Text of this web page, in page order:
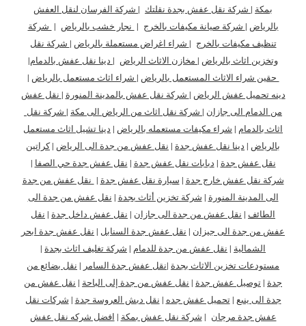
بمكة | شركة نقل عفش بجدة نقلتك | شركة الفرسان لنقل العفش
بالرياض | شركة صيانة مكيفات بالخرج | نجار خشب بالرياض | شركة
تنظيف مكيفات بالخرج | شراء اغراض مستعملة بالرياض | شركة نقل
وتخزين اثاث بالرياض | مخازن الاثاث الرياض | دينا نقل عفش بالدمام|
حقين شراء الاثاث المستعمل بالرياض | شراء اثاث مستعمل بالرياض |
دينه تحميل عفش الرياض | شركة نقل عفش بالمدينة المنورة | نقل عفش
من الدمام الى جازان | شركة نقل اثاث من الرياض الى مكة | شركة نقل
اثاث بالدمام | شراء مكيفات مستعمله بالرياض | دينا تشيل اثاث مستعمل
بالرياض | دينا نقل عفش جدة | نقل عفش من جدة الى الرياض |كراتين
نقل عفش جدة | دبابات نقل عفش جدة | نقل عفش جدة حي الصفا |
شركة نقل عفش خارج جدة | سيارة نقل عفش جدة | نقل عفش من جدة
الى المدينة المنورة | شركة تخزين أثاث بجدة | نقل عفش من جدة الى
الطائف | نقل عفش من جدة الى جازان | نقل عفش داخل جدة | نقل
عفش من جدة الى جيزان | نقل عفش جدة السنابل | نقل عفش جدة ابحر
الشمالية | نقل عفش من جدة للدمام | شركة تغليف اثاث بجدة |
مستودعات تخزين الاثاث بجدة |نقل عفش جدة السامر | نقل بضائع من
جدة | توصيل عفش جدة | نقل عفش من جدة إلى الباحة | نقل عفش من
جدة الى ينبع |تحميل عفش جده | نقل دبش العروسة جدة | شركات نقل
عفش جدة مرجان | شركة نقل عفش بمكة | افضل شركه نقل عفش